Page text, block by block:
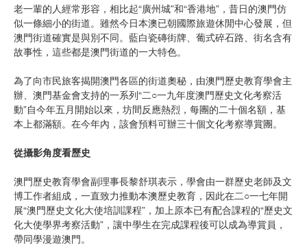
老一輩的人經常形容，相比起“廣州城”和“香港地”，昔日的澳門仿
似一條細小的街道。雖然今日本澳已朝國際旅遊休閒中心發展，但
澳門街道確實是與別不同。藍白瓷磚街牌、葡式碎石路、街名含有
故事性，這些都是澳門街道的一大特色。
為了向市民旅客揭開澳門各區的街道奧秘，由澳門歷史教育學會主
辦、澳門基金會支持的一系列“二○一九年度澳門歷史文化考察活
動”自今年五月開始以來，坊間反應熱烈，每團的二十個名額，基
本上都滿額。在今年內，該會預料可辦三十個文化考察導賞團。
從攝影角度看歷史
澳門歷史教育學會副理事長黎舒琪表示，學會由一群歷史老師及文
博工作者組成，一直致力推動本澳歷史教育，因此在二○一七年開
展“澳門歷史文化大使培訓課程”，加上原本已有配合課程的“歷史文
化大使學界考察活動”，讓中學生在完成課程後可以成為導賞員，
帶同學漫遊澳門。